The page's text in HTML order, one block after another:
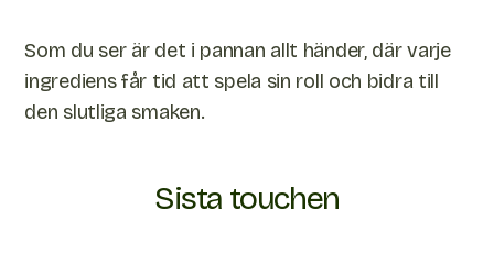
Som du ser är det i pannan allt händer, där varje
ingrediens får tid att spela sin roll och bidra till
den slutliga smaken.
Sista touchen